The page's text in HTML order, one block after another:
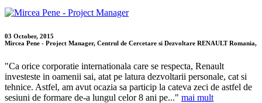
03 October, 2015
Mircea Pene - Project Manager, Centrul de Cercetare si Dezvoltare RENAULT Romania,
"Ca orice corporatie internationala care se respecta, Renault
investeste in oamenii sai, atat pe latura dezvoltarii personale, cat si
tehnice. Astfel, am avut ocazia sa particip la cateva zeci de astfel de
sesiuni de formare de-a lungul celor 8 ani pe..." mai mult